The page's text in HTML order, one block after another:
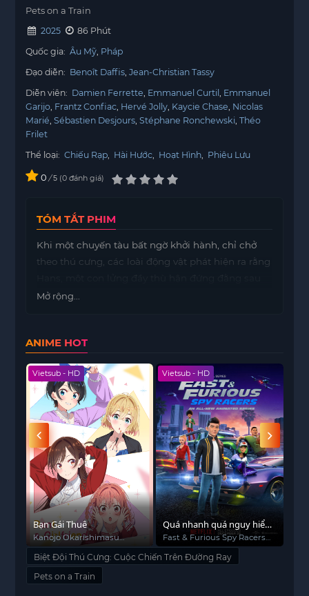
Pets on a Train
2025
86 Phút
Quốc gia: Âu Mỹ Pháp
Đạo diễn: Benoît Daffis Jean-Christian Tassy
Diễn viên: Damien Ferrette Emmanuel Curtil
Emmanuel
Garijo Frantz Confiac Hervé Jolly Kaycie Chase Nicolas
Marié Sébastien Desjours Stéphane Ronchewski Théo
Frilet
Thể loại: Chiếu Rạp Hài Hước Hoạt Hình Phiêu Lưu
0 / 5 0 đánh giá
TÓM TẮT PHIM
Khi một chuyến tàu bất ngờ khởi hành, chỉ chở
theo thú cưng, các loài động vật phát hiện ra rằng
tất cả. Trong khi vụ tai nạn dường như không thể
cứ điều gì để cứu chúng.
Mở rộng...
ANIME HOT
Vietsub - HD
Bạn Gái Thuê
Kanojo Okarishimasu
Rent-a-Girlfriend
Vietsub - HD
Quá nhanh quá nguy hiểm:
Điệp viên tốc độ (Phần 1)
Fast & Furious Spy Racers
(Season 1)
Biệt Đội Thú Cưng: Cuộc Chiến Trên Đường Ray
Pets on a Train